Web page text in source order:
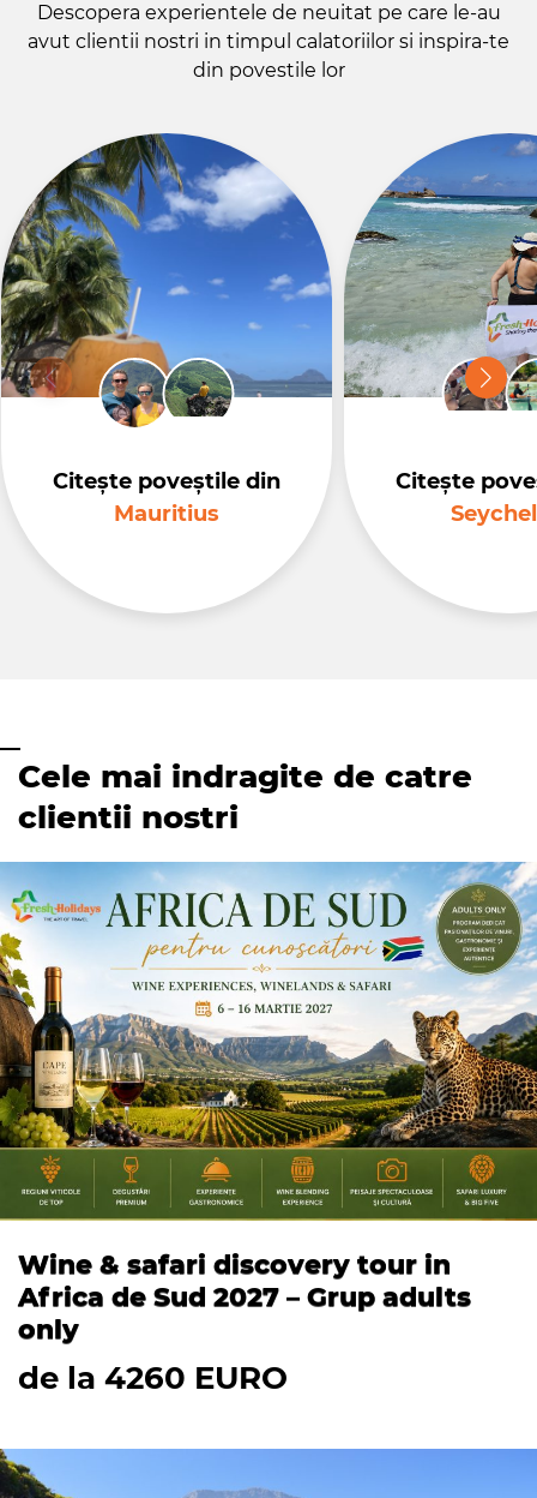
Descopera experientele de neuitat pe care le-au
avut clientii nostri in timpul calatoriilor si inspira-te
din povestile lor
Citește poveștile din
Mauritius
Citește
Cele mai indragite de catre
clientii nostri
Wine & safari discovery tour in
Africa de Sud 2027 – Grup adults
only
de la 4260 EURO